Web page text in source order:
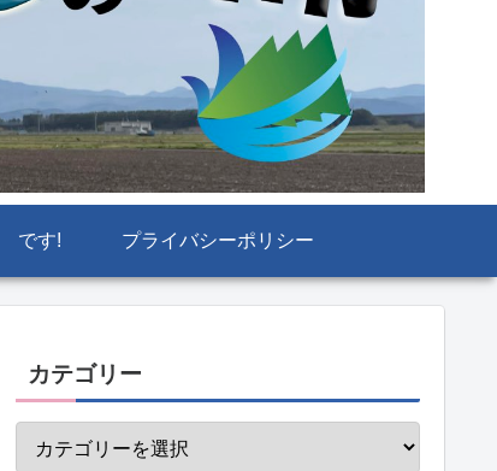
です! プライバシーポリシー
カテゴリー